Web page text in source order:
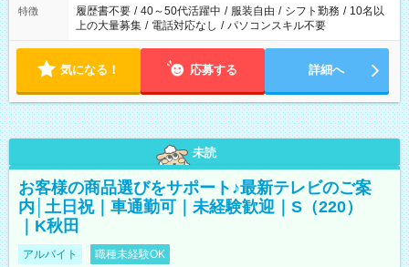
合は応募できません。
特徴 履歴書不要 / 40～50代活躍中 / 服装自由 / シフト勤務 / 10名以
上の大量募集 / 電話対応なし / パソコンスキル不要
気になる！ 応募する 詳細へ
未読
お客様の商品選びをサポート♪最新テレビのご案
内│土日祝｜車通勤可｜未経験歓迎｜S（220）
｜K秋田
アルバイト 職種未経験OK